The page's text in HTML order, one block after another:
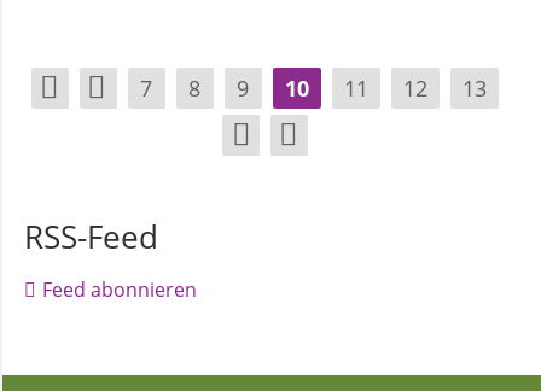
der
Georgs
Kirche
7 8 9 10 11 12 13
RSS-Feed
Feed abonnieren